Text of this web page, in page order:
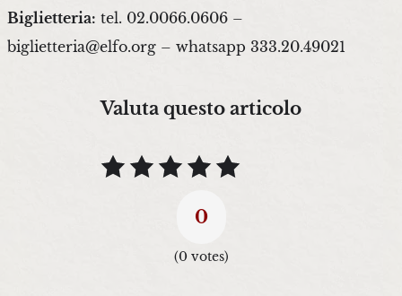
Biglietteria: tel. 02.0066.0606 –
biglietteria@elfo.org – whatsapp 333.20.49021
Valuta questo articolo
0
(0votes)